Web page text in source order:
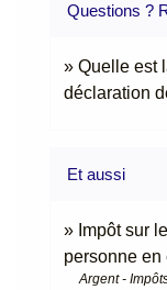
Questions ?
Quelle est
déclaration
Et aussi
Impôt sur
personne
Argent -